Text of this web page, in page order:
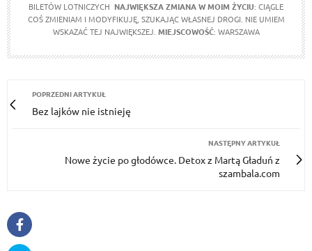
BILETÓW LOTNICZYCH NAJWIĘKSZA ZMIANA W MOIM ŻYCIU: CIĄGLE
COŚ ZMIENIAM I MODYFIKUJĘ, SZUKAJĄC WŁASNEJ DROGI. NIE UMIEM
WSKAZAĆ TEJ NAJWIĘKSZEJ. MIEJSCOWOŚĆ: WARSZAWA
POPRZEDNI ARTYKUŁ
Bez lajków nie istnieję
NASTĘPNY ARTYKUŁ
Nowe życie po głodówce. Detox z Martą Gładuń z
szambala.com